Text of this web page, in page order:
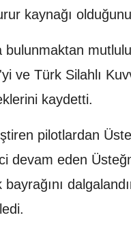
kaynağı
bulunmaktan
ve Türk Silahlı
kaydetti.
pilotlardan
devam eden